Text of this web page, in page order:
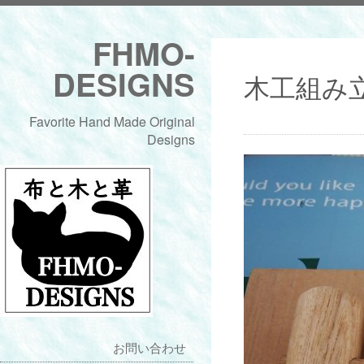
FHMO-
DESIGNS
Favorite Hand Made Original
Designs
お問い合わせ
木工組み